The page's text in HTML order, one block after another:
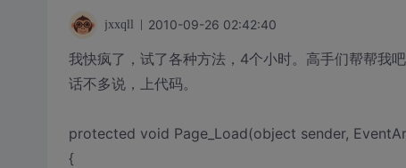
jxxqll 2010-09-26 02:42:40
我快疯了，试了各种方法，4个小时。高手们帮帮我吧
话不多说，上代码。
protected void Page_Load(object sender,
{